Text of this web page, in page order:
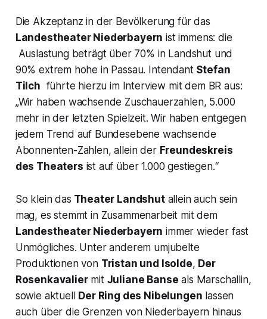
Die Akzeptanz in der Bevölkerung für das
Landestheater Niederbayern ist immens: die
Auslastung beträgt über 70% in Landshut und
90% extrem hohe in Passau. Intendant Stefan
Tilch führte hierzu im Interview mit dem BR aus:
„Wir haben wachsende Zuschauerzahlen, 5.000
mehr in der letzten Spielzeit. Wir haben entgegen
jedem Trend auf Bundesebene wachsende
Abonnenten-Zahlen, allein der Freundeskreis
des Theaters ist auf über 1.000 gestiegen.“
So klein das Theater Landshutallein auch sein
mag, es stemmt in Zusammenarbeit mit dem
Landestheater Niederbayern immer wieder fast
Unmögliches. Unter anderem umjubelte
Produktionen von Tristan und Isolde, Der
Rosenkavaliermit Juliane Banse als Marschallin,
sowie aktuell
Der Ring des Nibelungen lassen
auch über die Grenzen von Niederbayern hinaus